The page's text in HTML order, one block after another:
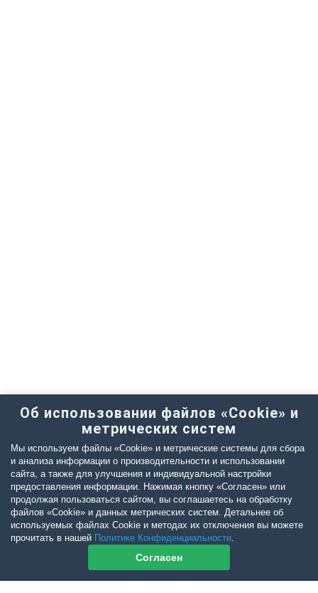
Об использовании файлов «Cookie» и
метрических систем
Мы используем файлы «Cookie» и метрические системы для сбора
и анализа информации о производительности и использовании
сайта, а также для улучшения и индивидуальной настройки
предоставления информации. Нажимая кнопку «Согласен» или
продолжая пользоваться сайтом, вы соглашаетесь на обработку
файлов «Cookie» и данных метрических систем. Детальнее об
используемых файлах Cookie и методах их отключения вы можете
прочитать в нашей Политике Конфиденциальности.
Согласен